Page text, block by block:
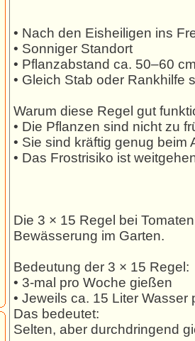
• Nach den Eisheiligen ins
• Sonniger Standort
• Pflanzabstand ca. 50–60
• Gleich Stab oder Rankhilfe
Warum diese Regel gut
• Die Pflanzen sind nicht zu
• Sie sind kräftig genug beim
• Das Frostrisiko ist
Die 3 × 15 Regel bei
Bewässerung im Garten.
Bedeutung der 3 × 15 Regel:
• 3-mal pro Woche gießen
• Jeweils ca. 15 Liter Wasser
Das bedeutet:
Selten, aber durchdringend